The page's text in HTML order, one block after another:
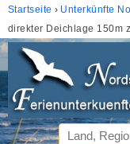
Startseite Unterkünfte
direkter Deichlage 150m